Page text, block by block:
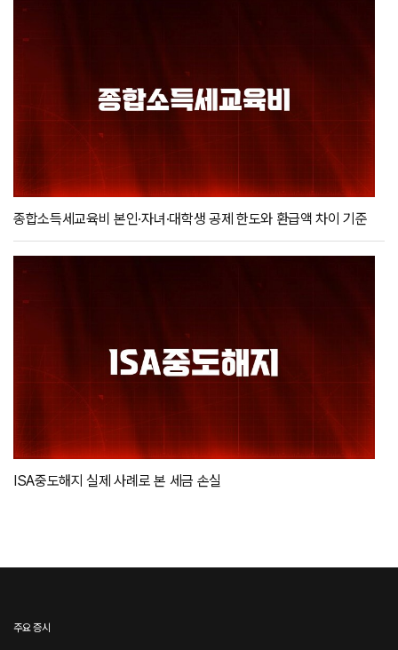
종합소득세교육비 본인·자녀·대학생 공제 한도와 환급액 차이 기준
ISA중도해지 실제 사례로 본 세금 손실
주요 증시